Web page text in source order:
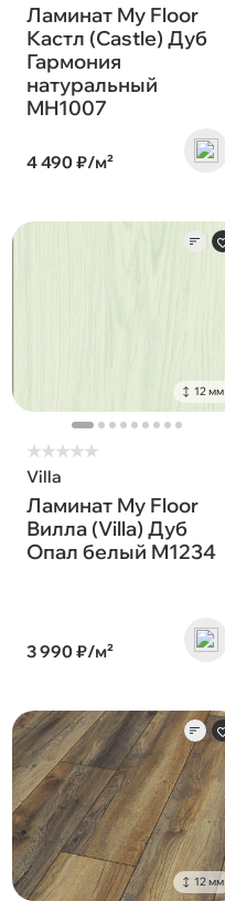
Ламинат My Floor
Кастл (Castle) Дуб
Гармония
натуральный
MH1007
4 490 ₽/м²
12 мм
★★★★★
Villa
Ламинат My Floor
Вилла (Villa) Дуб
Опал белый M1234
3 990 ₽/м²
12 мм